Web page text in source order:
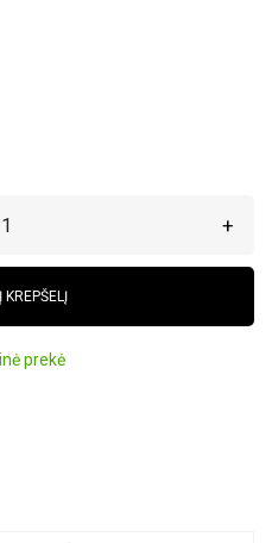
+
KREPŠELĮ
prekė